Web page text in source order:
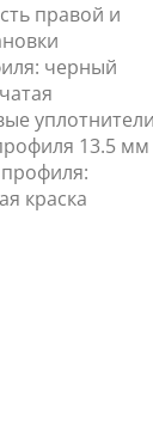
правой и
черный
уплотнители
13.5 мм
краска